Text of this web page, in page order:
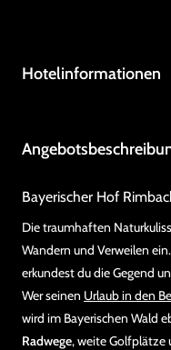
Hotelinformationen
Bayerischer Hof
Die traumhaften
Wandern und Verweilen
erkundest du die Gegend
Wer seinen Urlaub in den
wird im Bayerischen Wald
Radwege, weite Golfplätze